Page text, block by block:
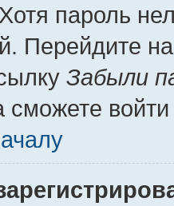
пароль
Перейдите
Забыли
сможете